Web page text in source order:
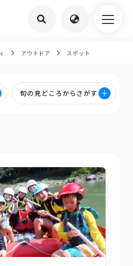
アウトドア スポット
旬の見どころからさがす